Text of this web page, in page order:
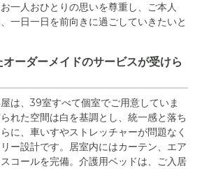
一人おひとりの思いを尊重し、ご本人
一日一日を前向きに過ごしていきたいと
ーダーメイドのサービスが受けら
は、39室すべて個室でご用意していま
れた空間は白を基調とし、統一感と落ち
に、車いすやストレッチャーが問題なく
ー設計です。居室内にはカーテン、エア
コールを完備。介護用ベッドは、ご入居